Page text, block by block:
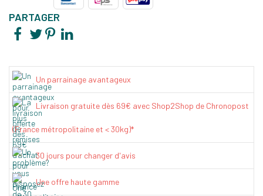
PARTAGER
Un parrainage avantageux
Livraison gratuite dès 69€ avec Shop2Shop de Chronopost
(France métropolitaine et < 30kg)*
30 jours pour changer d'avis
Une offre haute gamme